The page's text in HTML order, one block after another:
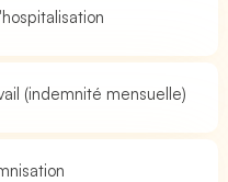
(indemnité mensuelle)